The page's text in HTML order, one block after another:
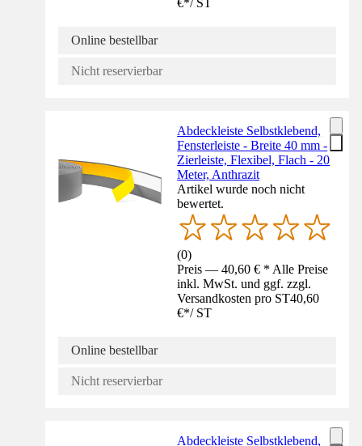
€*/ ST
Online bestellbar
Nicht reservierbar
Abdeckleiste Selbstklebend,
Fensterleiste - Breite 40 mm -
Zierleiste, Flexibel, Flach - 20
Meter, Anthrazit
Artikel wurde noch nicht
bewertet.
(0)
Preis — 40,60 € * Alle Preise
inkl. MwSt. und ggf. zzgl.
Versandkosten pro ST40,60
€*/ ST
Online bestellbar
Nicht reservierbar
Abdeckleiste Selbstklebend,